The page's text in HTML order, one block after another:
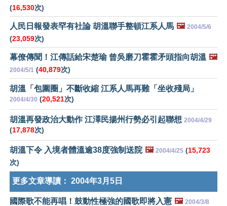
(16,530次)
人民日報發表罕有社論 胡溫聯手整頓江系人馬 🖼️ 2004/5/6
(23,059次)
幕僚傳聞！江傳話給宋楚瑜 曾吳磨刀霍霍矛頭指向胡溫 🖼️
2004/5/1 (40,879次)
胡溫「包圍圈」不斷收縮 江系人馬再難「坐收殘局」
2004/4/30 (20,521次)
胡溫再發政治大動作 江澤民揚州行勢必引起聯想 2004/4/29
(17,878次)
胡溫下令 入境者體溫逾38度強制送院 🖼️ 2004/4/25 (15,723
次)
更多文章導讀： 2004年3月5日
國際歌不能再唱！鼓動性極強的國歌即將入憲 🖼️ 2004/3/8